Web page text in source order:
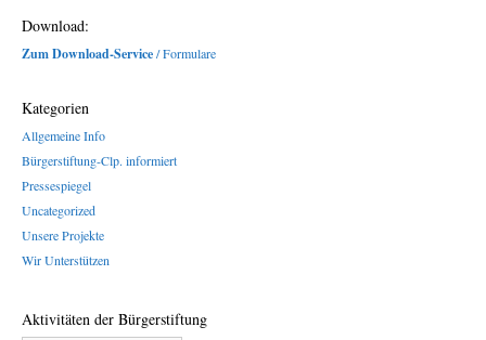
Download:
Zum Download-Service/ Formulare
Kategorien
Allgemeine Info
Bürgerstiftung-Clp. informiert
Pressespiegel
Uncategorized
Unsere Projekte
Wir Unterstützen
Aktivitäten der Bürgerstiftung